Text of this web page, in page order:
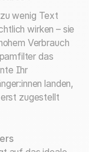
wenig Text
wirken – sie
Verbrauch
das
Ihr
landen,
zugestellt